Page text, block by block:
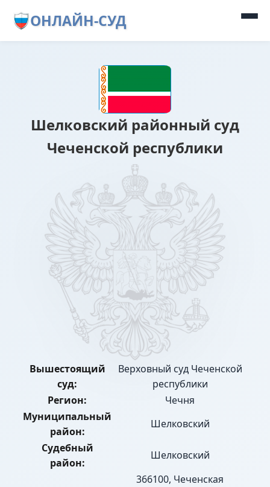
ОНЛАЙН-СУД
Шелковский районный суд
Чеченской республики
Вышестоящий
суд:
Верховный суд Чеченской
республики
Регион:
Чечня
Муниципальный
район:
Шелковский
Судебный
район:
Шелковский
366100, Чеченская